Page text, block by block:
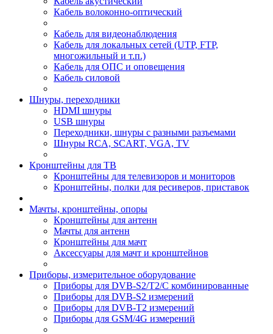
Кабель волоконно-оптический
Кабель для видеонаблюдения
Кабель для локальных сетей (UTP, FTP,
многожильный и т.п.)
Кабель для ОПС и оповещения
Кабель силовой
Шнуры, переходники
HDMI шнуры
USB шнуры
Переходники, шнуры с разными разъемами
Шнуры RCA, SCART, VGA, TV
Кронштейны для ТВ
Кронштейны для телевизоров и мониторов
Кронштейны, полки для ресиверов, приставок
Мачты, кронштейны, опоры
Кронштейны для антенн
Мачты для антенн
Кронштейны для мачт
Аксессуары для мачт и кронштейнов
Приборы, измерительное оборудование
Приборы для DVB-S2/T2/C комбинированные
Приборы для DVB-S2 измерений
Приборы для DVB-T2 измерений
Приборы для GSM/4G измерений